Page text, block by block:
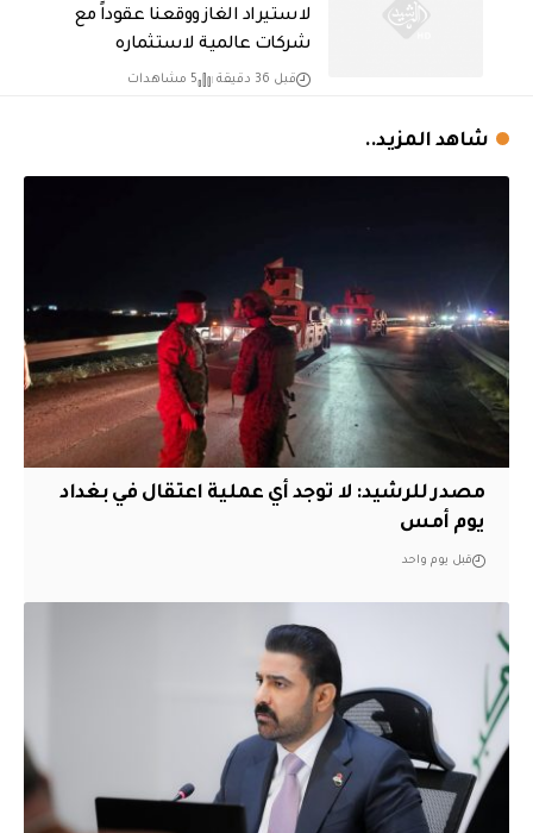
لاستيراد الغاز ووقعنا عقوداً مع
شركات عالمية لاستثماره
قبل 36 دقيقة 5 مشاهدات
شاهد المزيد..
مصدر للرشيد: لا توجد أي عملية اعتقال في بغداد
يوم أمس
قبل يوم واحد